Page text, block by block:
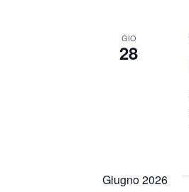
GIO
28
Giugno 2026